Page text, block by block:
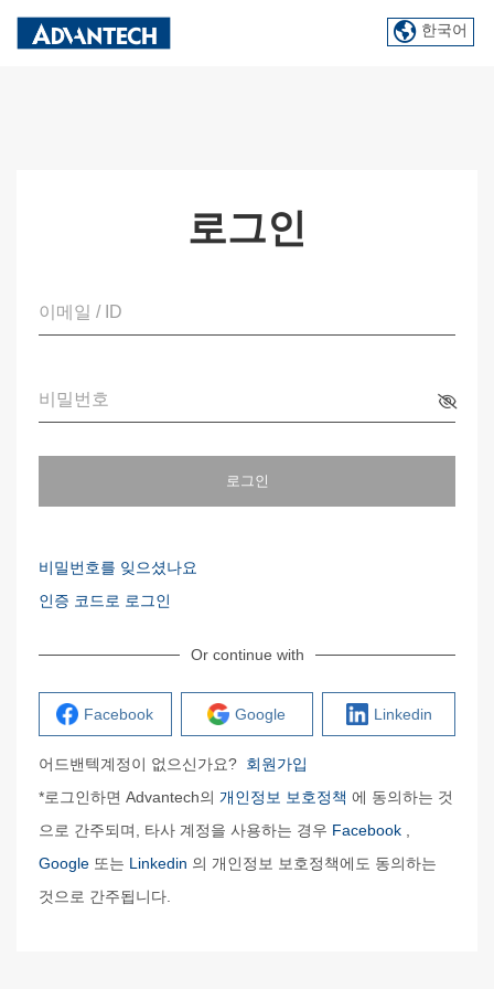
한국어
로그인
이메일 / ID
비밀번호
로그인
비밀번호를 잊으셨나요
인증 코드로 로그인
Or continue with
Facebook Google Linkedin
어드밴텍계정이 없으신가요? 회원가입
*로그인하면 Advantech의 개인정보 보호정책 에 동의하는 것
으로 간주되며, 타사 계정을 사용하는 경우 Facebook
Google 또는 Linkedin 의 개인정보 보호정책에도 동의하는
것으로 간주됩니다.